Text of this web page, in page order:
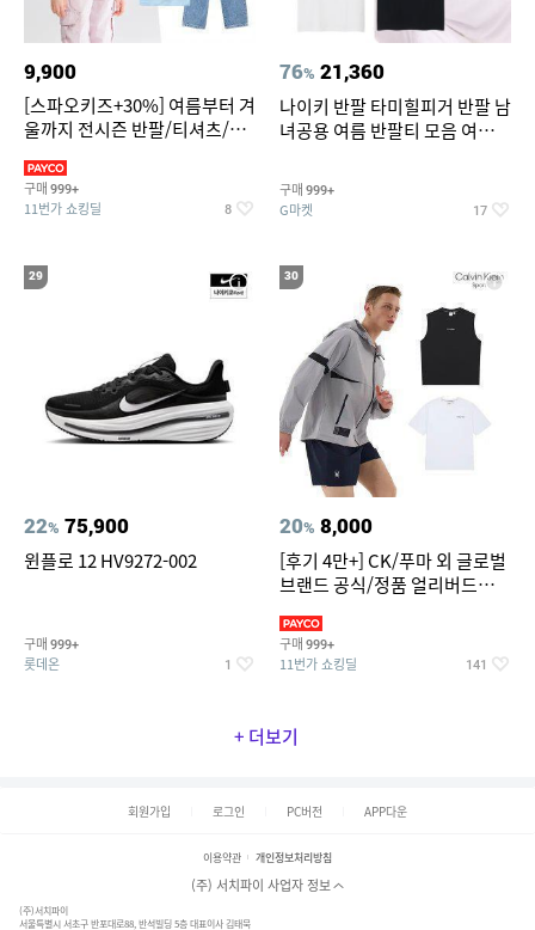
9,900
[스파오키즈+30%] 여름부터 겨
울까지 전시즌 반팔/티셔츠/셋
구매 999+
11번가 쇼킹딜 8
76% 21,360
나이키 반팔 타미힐피거 반팔 남
녀공용 여름 반팔티 모음 여름
구매 999+
G마켓 17
29
22% 75,900
윈플로 12 HV9272-002
구매 999+
롯데온 1
30
20% 8,000
[후기 4만+] CK/푸마 외 글로벌
브랜드 공식/정품 얼리버드
구매 999+
11번가 쇼킹딜 141
+ 더보기
회원가입 로그인 PC버전 APP다운
이용약관 개인정보처리방침
(주) 서치파이 사업자 정보
(주)서치파이
서울특별시 서초구 반포대로88, 반석빌딩 5층 대표이사 김태묵